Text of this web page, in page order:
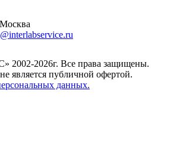
2026г. Все права защищены.
является публичной офертой.
данных.